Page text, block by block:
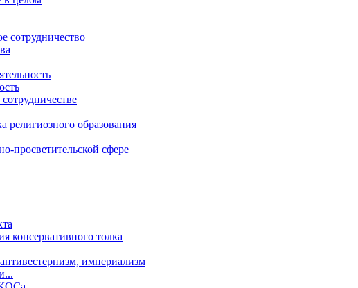
сотрудничество
религиозного образования
просветительской сфере
консервативного толка
империализм